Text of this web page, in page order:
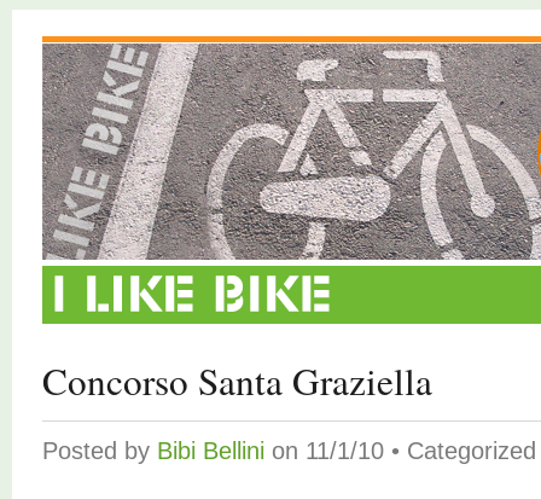
Concorso Santa Graziella
Posted by Bibi Bellini on 11/1/10 •